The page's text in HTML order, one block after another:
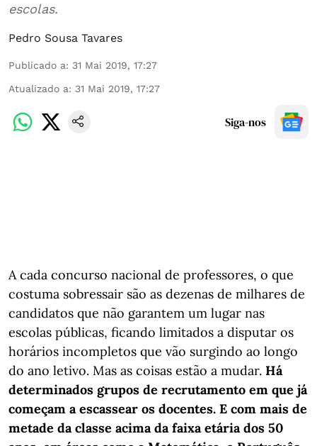
escolas.
Pedro Sousa Tavares
Publicado a: 31 Mai 2019, 17:27
Atualizado a: 31 Mai 2019, 17:27
Siga-nos
A cada concurso nacional de professores, o que
costuma sobressair são as dezenas de milhares de
candidatos que não garantem um lugar nas
escolas públicas, ficando limitados a disputar os
horários incompletos que vão surgindo ao longo
do ano letivo. Mas as coisas estão a mudar. Há
determinados grupos de recrutamento em que já
começam a escassear os docentes. E com mais de
metade da classe acima da faixa etária dos 50